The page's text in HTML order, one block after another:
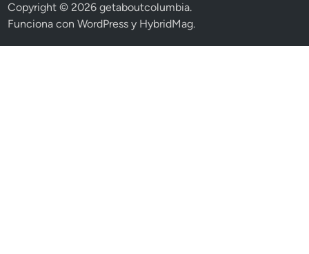
Copyright © 2026getaboutcolumbia.
Funciona conWordPress y HybridMag.